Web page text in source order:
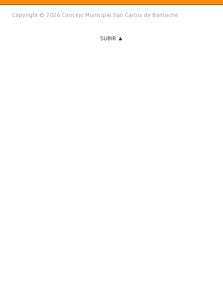
Copyright © 2026 Concejo Municipal San Carlos de Bariloche.
SUBIR ▲